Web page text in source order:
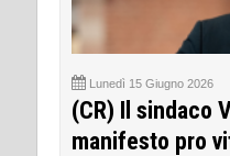
Lunedì 15 Giugno 2026
(CR) Il sindaco
manifesto pro